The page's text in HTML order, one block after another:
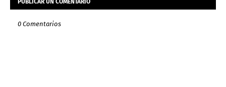
PUBLICAR UN COMENTARIO
0 Comentarios